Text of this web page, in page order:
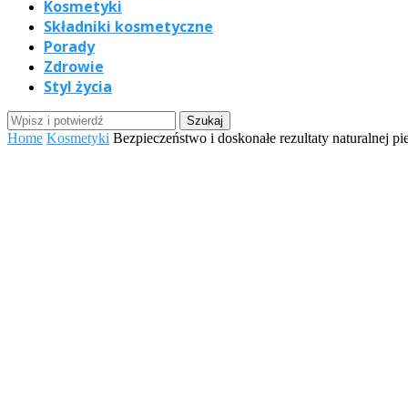
Kosmetyki
Składniki kosmetyczne
Porady
Zdrowie
Styl życia
Home Kosmetyki Bezpieczeństwo i doskonałe rezultaty naturalnej